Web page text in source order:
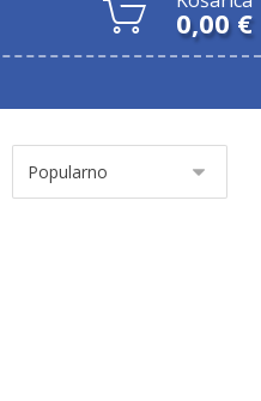
0,00 €